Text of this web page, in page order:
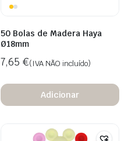
50 Bolas de Madera Haya
Ø18mm
7,65 €(IVA NÃO incluído)
Adicionar